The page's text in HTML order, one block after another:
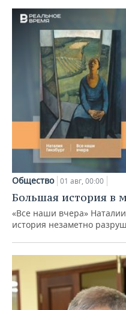
Общество 01 авг, 00:00
Большая история в
«Все наши вчера»
история незаметно